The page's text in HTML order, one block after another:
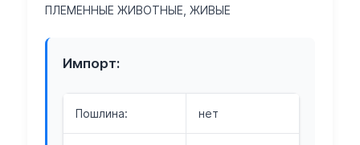
ПЛЕМЕННЫЕ ЖИВОТНЫЕ, ЖИВЫЕ
Импорт:
Пошлина: нет